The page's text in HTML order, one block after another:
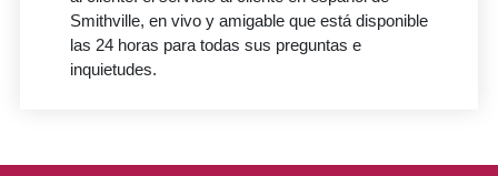
Smithville, en vivo y amigable que está disponible
las 24 horas para todas sus preguntas e
inquietudes.